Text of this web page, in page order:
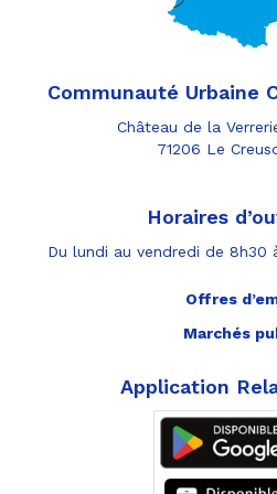
Communauté Urbaine
Château de la
71206 Le
Horaires
Du lundi au vendredi de 8h30
Offres
Marchés
Application